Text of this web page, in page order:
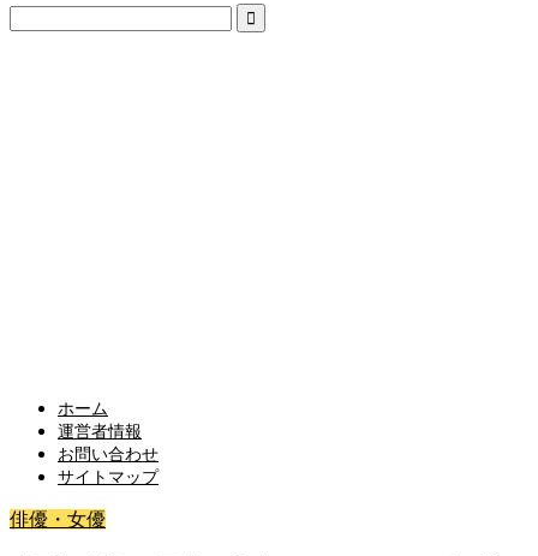
ホーム
運営者情報
お問い合わせ
サイトマップ
俳優・女優